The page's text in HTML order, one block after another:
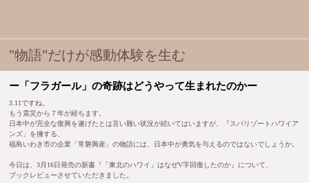
"物語"だけが感動体験を生む
ー「フラガール」の奇跡はどうやって生まれたのかー
3.11ですね。
もう震災から７年が経ちます。
日本中が完全な復興を遂げたとは言い難い状況が続いてはいますが、『スパリゾートハワイア
ンズ」を擁する、
福島いわき市の企業「常磐興産」の物語には、日本中が勇気を与えるのではないでしょうか。
今日は、3月16日発売の新書『「東北のハワイ」はなぜV字回復したのか』について、
ブックレビューさせていただきました。